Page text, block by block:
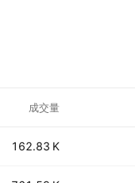
成交量
162.83 K